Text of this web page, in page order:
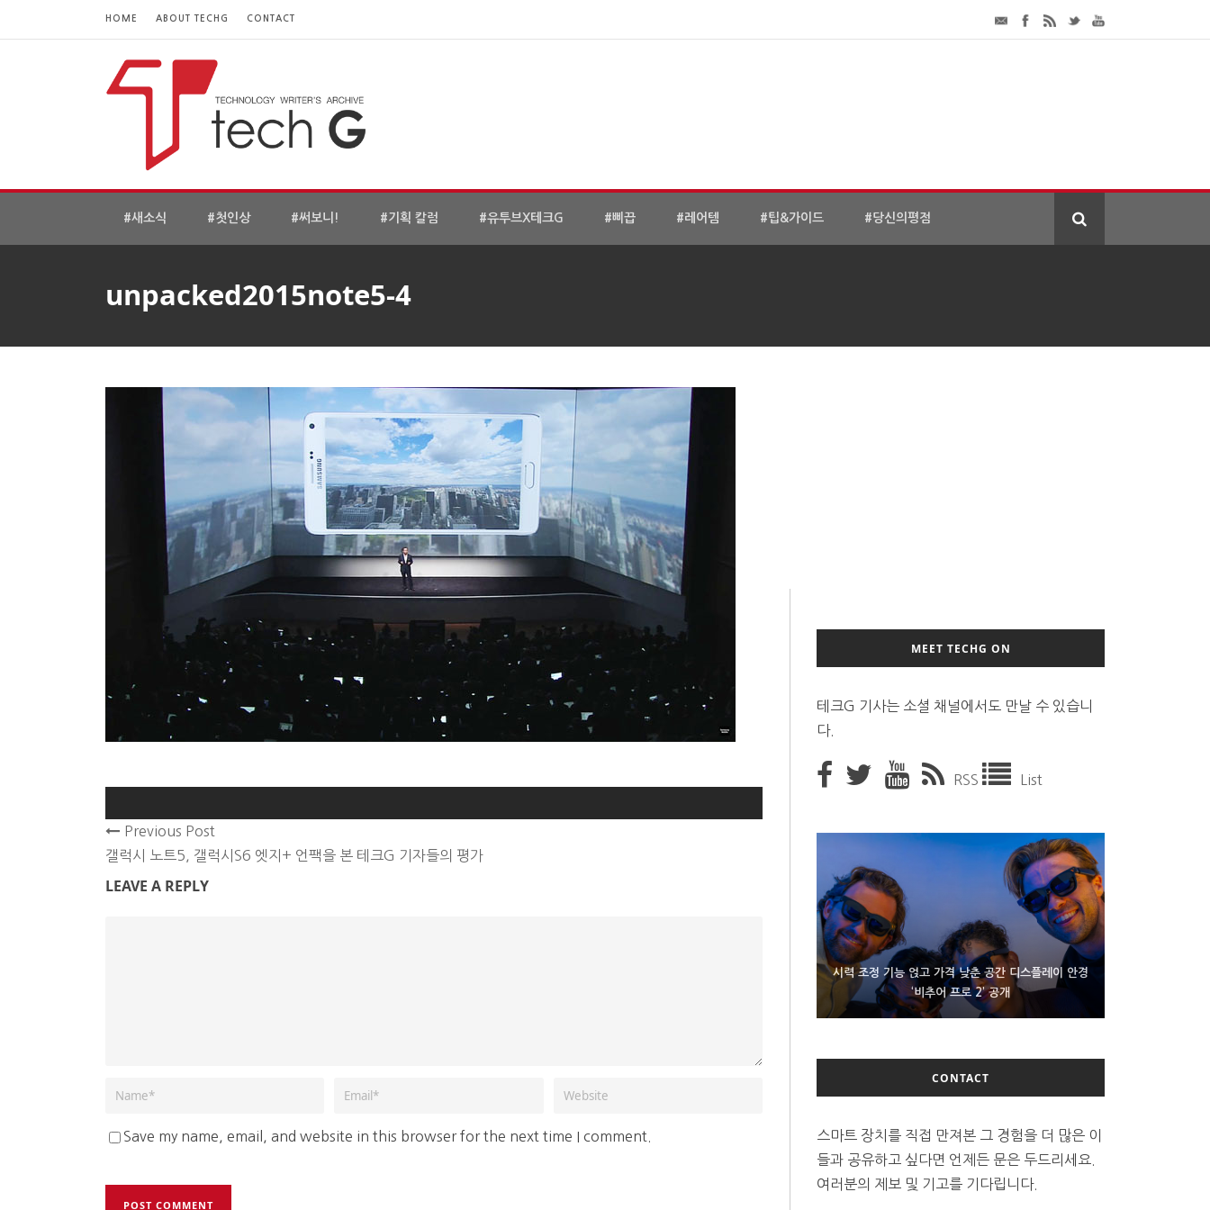
HOME ABOUT TECHG CONTACT
#새소식 #첫인상 #써보니! #기획 칼럼 #유투브X테크G #삐끕 #레어템 #팁&가이드 #당신의평점
unpacked2015note5-4
Previous Post
갤럭시 노트5, 갤럭시S6 엣지+ 언팩을 본 테크G 기자들의 평가
LEAVE A REPLY
Save my name, email, and website in this browser for the next time I comment.
MEET TECHG ON
테크G 기사는 소셜 채널에서도 만날 수 있습니
다.
RSS List
시력 조정 기능 얹고 가격 낮춘 공간 디스플레이 안경
‘비추어 프로 2’ 공개
D램 부족에 10억달러어치 아이폰18 프로세서 패키징
대기 중
300~400달러 반지형 스피커 준비하는 오픈AI
CONTACT
스마트 장치를 직접 만져본 그 경험을 더 많은 이
들과 공유하고 싶다면 언제든 문은 두드리세요.
여러분의 제보 및 기고를 기다립니다.